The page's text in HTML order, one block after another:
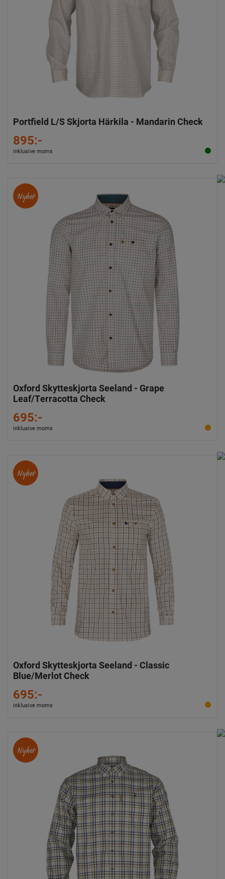
Portfield L/S Skjorta Härkila - Mandarin Check
895:-
inklusive moms
Nyhet
Oxford Skytteskjorta Seeland - Grape
Leaf/Terracotta Check
695:-
inklusive moms
Nyhet
Oxford Skytteskjorta Seeland - Classic
Blue/Merlot Check
695:-
inklusive moms
Nyhet